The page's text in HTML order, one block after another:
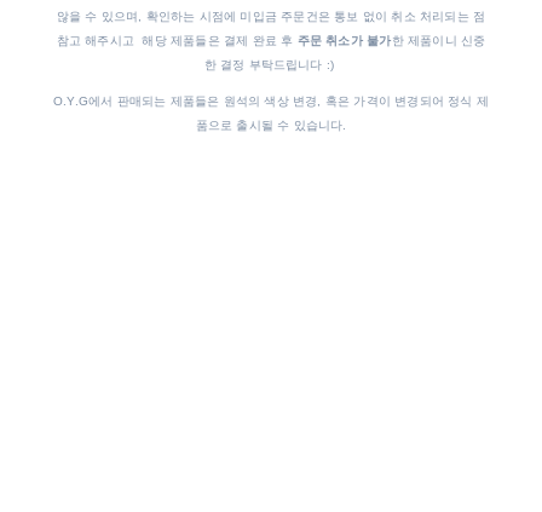
않을 수 있으며, 확인하는 시점에 미입금 주문건은 통보 없이 취소 처리되는 점
참고 해주시고 해당 제품들은 결제 완료 후 주문 취소가 불가한 제품이니 신중
한 결정 부탁드립니다 :)
O.Y.G에서 판매되는 제품들은 원석의 색상 변경, 혹은 가격이 변경되어 정식 제
품으로 출시될 수 있습니다.